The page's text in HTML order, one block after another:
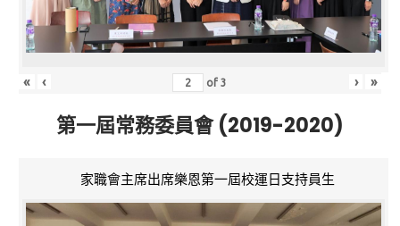
« ‹ of3 › »
第一屆常務委員會 (2019-2020)
家職會主席出席樂恩第一屆校運日支持員生